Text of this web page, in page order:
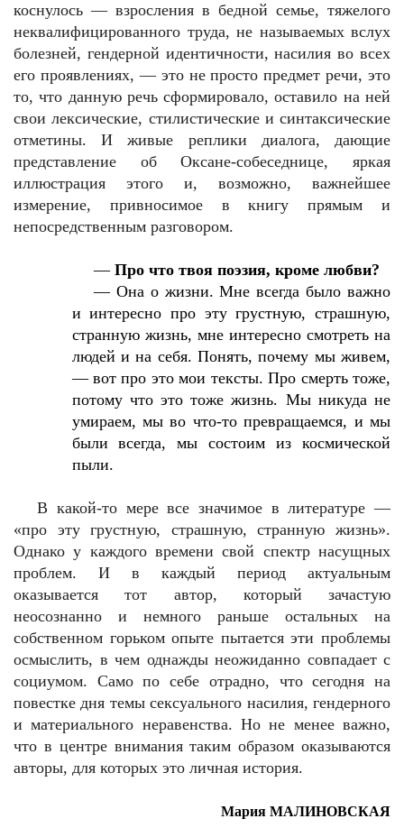
коснулось — взросления в бедной семье, тяжелого
неквалифицированного труда, не называемых вслух
болезней, гендерной идентичности, насилия во всех
его проявлениях, — это не просто предмет речи, это
то, что данную речь сформировало, оставило на ней
свои лексические, стилистические и синтаксические
отметины. И живые реплики диалога, дающие
представление об Оксане-собеседнице, яркая
иллюстрация этого и, возможно, важнейшее
измерение, привносимое в книгу прямым и
непосредственным разговором.
—Про что твоя поэзия, кроме любви?
— Она о жизни. Мне всегда было важно
и интересно про эту грустную, страшную,
странную жизнь, мне интересно смотреть на
людей и на себя. Понять, почему мы живем,
— вот про это мои тексты. Про смерть тоже,
потому что это тоже жизнь. Мы никуда не
умираем, мы во что-то превращаемся, и мы
были всегда, мы состоим из космической
пыли.
В какой-то мере все значимое в литературе —
«про эту грустную, страшную, странную жизнь».
Однако у каждого времени свой спектр насущных
проблем. И в каждый период актуальным
оказывается тот автор, который зачастую
неосознанно и немного раньше остальных на
собственном горьком опыте пытается эти проблемы
осмыслить, в чем однажды неожиданно совпадает с
социумом. Само по себе отрадно, что сегодня на
повестке дня темы сексуального насилия, гендерного
и материального неравенства. Но не менее важно,
что в центре внимания таким образом оказываются
авторы, для которых это личная история.
Мария МАЛИНОВСКАЯ